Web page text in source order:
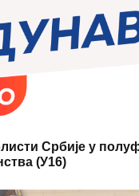
Србије у
(У16)